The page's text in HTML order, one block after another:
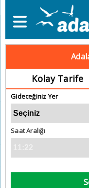
Kolay Tarife
Gideceğiniz Yer
Saat Aralığı